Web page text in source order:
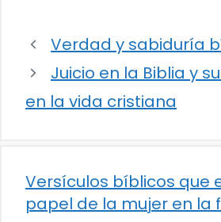
Verdad y sabiduría
Juicio en la Biblia y
en la vida cristiana
Versículos bíblicos que
papel de la mujer en la